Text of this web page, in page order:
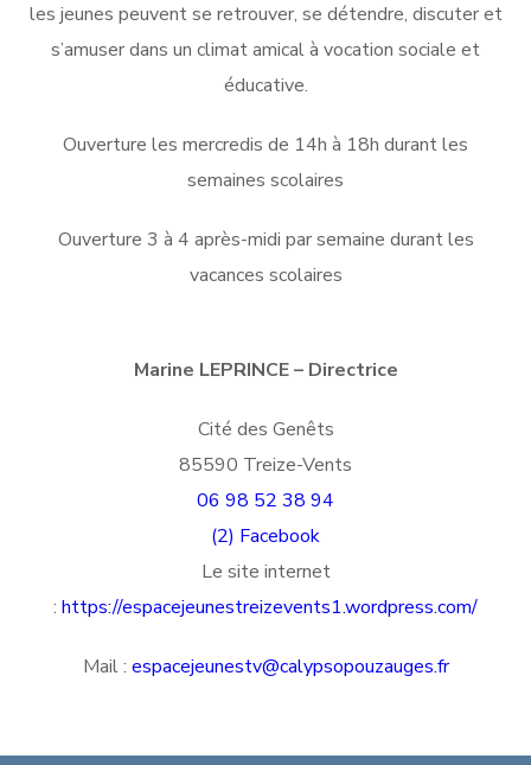
les jeunes peuvent se retrouver, se détendre, discuter et
s’amuser dans un climat amical à vocation sociale et
éducative.
Ouverture les mercredis de 14h à 18h durant les
semaines scolaires
Ouverture 3 à 4 après-midi par semaine durant les
vacances scolaires
Marine LEPRINCE – Directrice
Cité des Genêts
85590 Treize-Vents
06 98 52 38 94
(2) Facebook
Le site internet
: https://espacejeunestreizevents1.wordpress.com/
Mail : espacejeunestv@calypsopouzauges.fr